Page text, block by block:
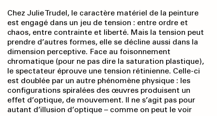
Chez Julie Trudel, le caractère matériel de la peinture
est engagé dans un jeu de tension : entre ordre et
chaos, entre contrainte et liberté. Mais la tension peut
prendre d’autres formes, elle se décline aussi dans la
dimension perceptive. Face au foisonnement
chromatique (pour ne pas dire la saturation plastique),
le spectateur éprouve une tension rétinienne. Celle-ci
est doublée par un autre phénomène physique : les
configurations spiralées des œuvres produisent un
effet d’optique, de mouvement. Il ne s’agit pas pour
autant d’illusion d’optique – comme on peut le voir